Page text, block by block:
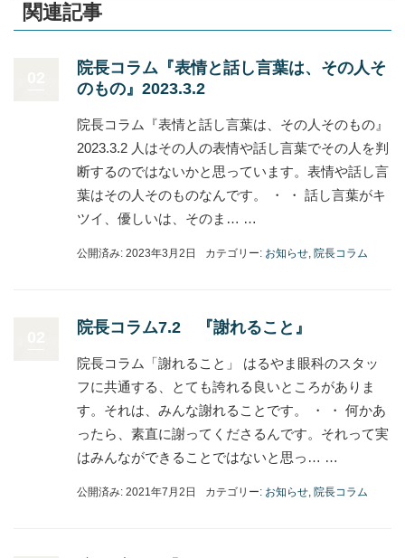
関連記事
院長コラム『表情と話し言葉は、その人そ
のもの』2023.3.2
院長コラム『表情と話し言葉は、その人そのもの』
2023.3.2 人はその人の表情や話し言葉でその人を判
断するのではないかと思っています。表情や話し言
葉はその人そのものなんです。 ・ ・ 話し言葉がキ
ツイ、優しいは、そのま… …
公開済み: 2023年3月2日 カテゴリー: お知らせ, 院長コラム
院長コラム7.2 『謝れること』
院長コラム「謝れること」 はるやま眼科のスタッ
フに共通する、とても誇れる良いところがありま
す。それは、みんな謝れることです。 ・ ・ 何かあ
ったら、素直に謝ってくださるんです。それって実
はみんなができることではないと思っ… …
公開済み: 2021年7月2日 カテゴリー: お知らせ, 院長コラム